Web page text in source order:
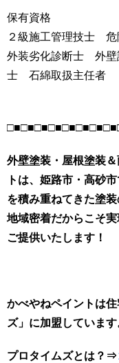
保有資格
２級施工管理技士
外装劣化診断士 外
士 石綿取扱主任者
外壁塗装・屋根塗装
トは、姫路市・高砂
を積み重ねてきた塗
地域密着だからこそ
ご提供いたします！
かべやねペイントは
ズ」に加盟しています
プロタイムズとは ？⇒